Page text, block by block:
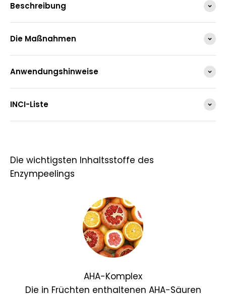
Beschreibung
Die Maßnahmen
Anwendungshinweise
INCI-Liste
Die wichtigsten Inhaltsstoffe des
Enzympeelings
AHA-Komplex
Die in Früchten enthaltenen AHA-Säuren